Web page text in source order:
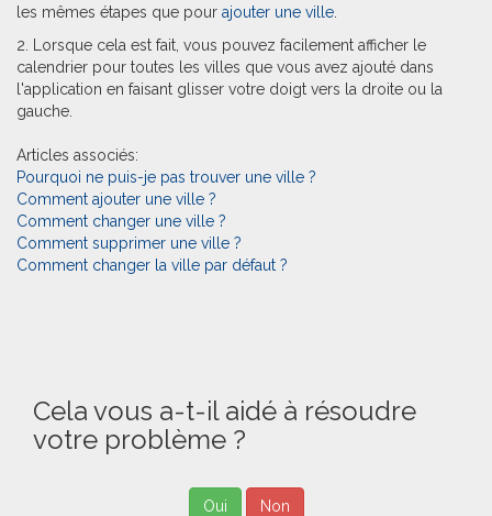
les mêmes étapes que pour ajouter une ville
2. Lorsque cela est fait, vous pouvez facilement afficher le
calendrier pour toutes les villes que vous avez ajouté dans
l'application en faisant glisser votre doigt vers la droite ou la
gauche.
Articles associés:
Pourquoi ne puis-je pas trouver une ville ?
Comment ajouter une ville ?
Comment changer une ville ?
Comment supprimer une ville ?
Comment changer la ville par défaut ?
Cela vous a-t-il aidé à résoudre
votre problème ?
Oui Non